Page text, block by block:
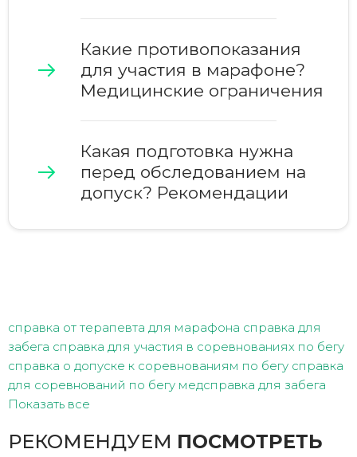
Какие противопоказания
для участия в марафоне?
Медицинские ограничения
Какая подготовка нужна
перед обследованием на
допуск? Рекомендации
справка от терапевта для марафона справка для
забега справка для участия в соревнованиях по бегу
справка о допуске к соревнованиям по бегу справка
для соревнований по бегу медсправка для забега
Показать все
РЕКОМЕНДУЕМ ПОСМОТРЕТЬ